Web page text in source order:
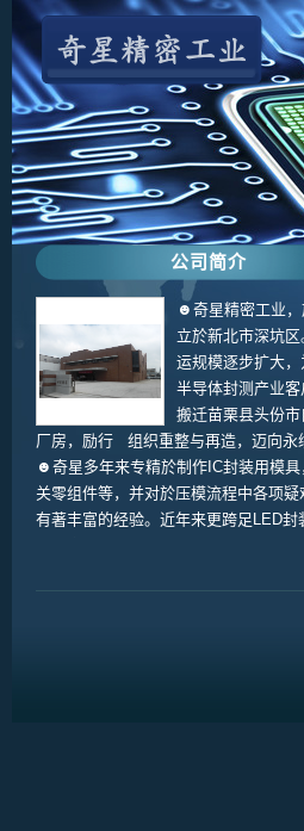
公司简介
☻奇星精密工业，
立於新北市深坑
运规模逐步扩大
半导体封测产业
搬迁苗栗县头份
厂房，励行 组织重整与再造，迈向永
☻奇星多年来专精於制作IC封装用模具
关零组件等，并对於压模流程中各项疑
有著丰富的经验。近年来更跨足LED封